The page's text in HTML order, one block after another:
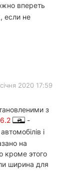
впереть
если не
2020 17:59
з
-
і
на
кроме этого
ширина для